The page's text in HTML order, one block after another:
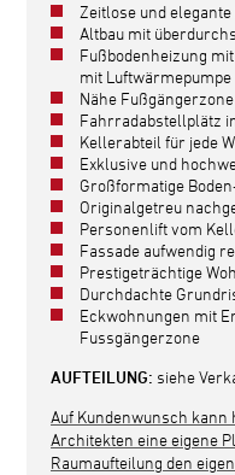
Zeitlose und
Altbau mit
Fußbodenheizung
mit Luftwärmepumpe
Nähe
Fahrradabstellplätz
Kellerabteil für jede
Exklusive und
Großformatige
Originalgetreu
Personenlift vom
Fassade aufwendig
Prestigeträchtige
Durchdachte
Eckwohnungen mit
Fussgängerzone
AUFTEILUNG: siehe
Auf Kundenwunsch
Architekten eine eigene
Raumaufteilung den